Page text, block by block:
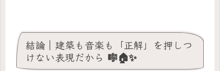
結論｜建築も音楽も「正解」を押しつ
けない表現だから 🎼🏠✨